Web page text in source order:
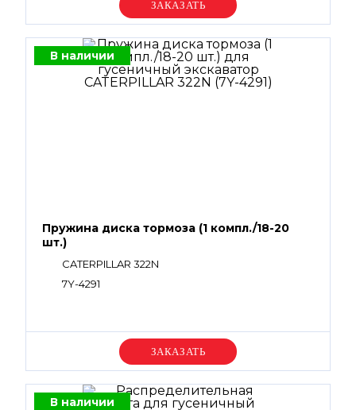
Уточняйте цену
В наличии
Пружина диска тормоза (1 компл./18-20
шт.)
CATERPILLAR 322N
7Y-4291
Уточняйте цену
В наличии